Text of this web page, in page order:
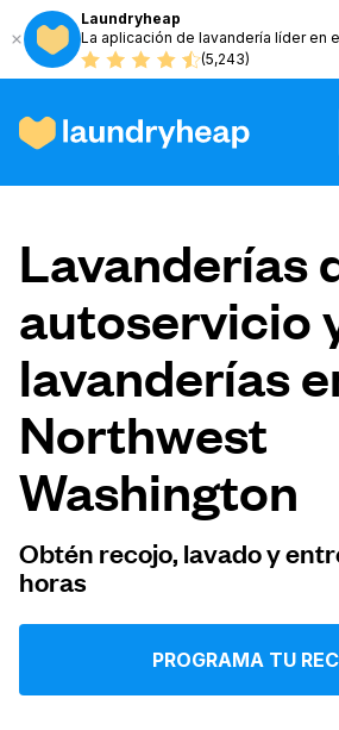
Laundryheap
La aplicación de lavandería líder en
(5,243)
Cómo funciona
Precios y
Quiénes somos
Para las empresas
Iniciar sesión
Lavanderías
autoservicio
lavanderías
Northwest
Washington
Obtén recojo, lavado y
horas
PROGRAMA TU